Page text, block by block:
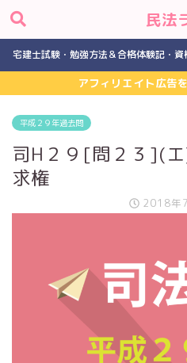
民法
宅建士試験・勉強方法＆合格体験記・資
アフィリエイト広告
平成２９年過去問
司H２９[問２３](
求権
2018年